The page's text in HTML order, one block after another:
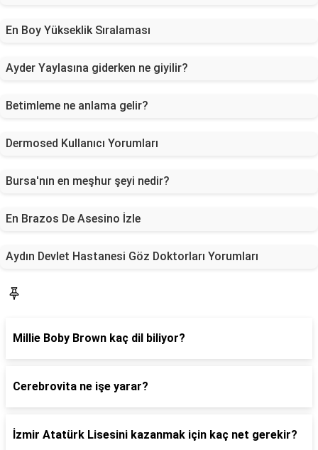
En Boy Yükseklik Sıralaması
Ayder Yaylasına giderken ne giyilir?
Betimleme ne anlama gelir?
Dermosed Kullanıcı Yorumları
Bursa'nın en meşhur şeyi nedir?
En Brazos De Asesino İzle
Aydın Devlet Hastanesi Göz Doktorları Yorumları
Millie Boby Brown kaç dil biliyor?
Cerebrovita ne işe yarar?
İzmir Atatürk Lisesini kazanmak için kaç net gerekir?